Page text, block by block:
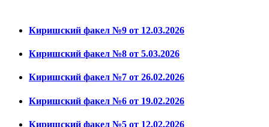
Киришский факел №9 от 12.03.2026
Киришский факел №8 от 5.03.2026
Киришский факел №7 от 26.02.2026
Киришский факел №6 от 19.02.2026
Киришский факел №5 от 12.02.2026